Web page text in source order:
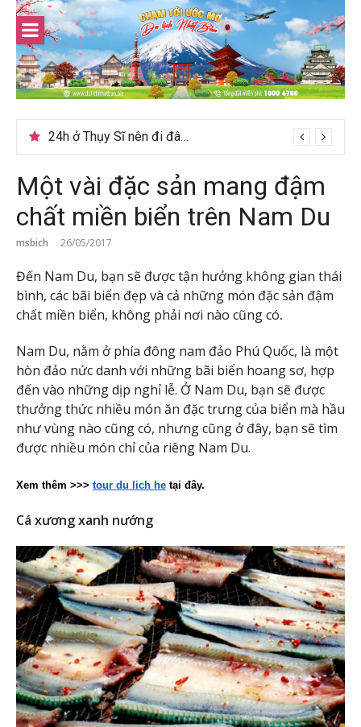
Skip
content
Du lịch Sri Lanka – Bật mí nên đi mùa nào đẹp
Một vài đặc sản mang đậm
chất miền biển trên Nam Du
msbich 26/05/2017
Đến Nam Du, bạn sẽ được tận hưởng không gian thái
bình, các bãi biển đẹp và cả những món đặc sản đậm
chất miền biển, không phải nơi nào cũng có.
Nam Du, nằm ở phía đông nam đảo Phú Quốc, là một
hòn đảo nức danh với những bãi biển hoang sơ, hợp
đến vào những dịp nghỉ lễ. Ở Nam Du, bạn sẽ được
thưởng thức nhiều món ăn đặc trưng của biển mà hầu
như vùng nào cũng có, nhưng cũng ở đây, bạn sẽ tìm
được nhiều món chỉ của riêng Nam Du.
Xem thêm >>> tour du lich he tại đây.
Cá xương xanh nướng